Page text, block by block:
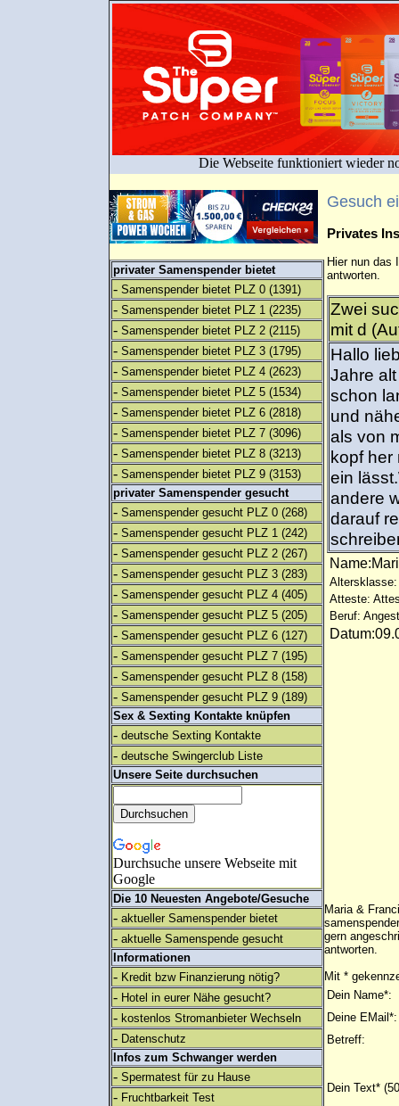
Die Webseite funktioniert wieder
privater Samenspender bietet
- Samenspender bietet PLZ 0 (1391)
- Samenspender bietet PLZ 1 (2235)
- Samenspender bietet PLZ 2 (2115)
- Samenspender bietet PLZ 3 (1795)
- Samenspender bietet PLZ 4 (2623)
- Samenspender bietet PLZ 5 (1534)
- Samenspender bietet PLZ 6 (2818)
- Samenspender bietet PLZ 7 (3096)
- Samenspender bietet PLZ 8 (3213)
- Samenspender bietet PLZ 9 (3153)
privater Samenspender gesucht
- Samenspender gesucht PLZ 0 (268)
- Samenspender gesucht PLZ 1 (242)
- Samenspender gesucht PLZ 2 (267)
- Samenspender gesucht PLZ 3 (283)
- Samenspender gesucht PLZ 4 (405)
- Samenspender gesucht PLZ 5 (205)
- Samenspender gesucht PLZ 6 (127)
- Samenspender gesucht PLZ 7 (195)
- Samenspender gesucht PLZ 8 (158)
- Samenspender gesucht PLZ 9 (189)
Sex & Sexting Kontakte knüpfen
- deutsche Sexting Kontakte
- deutsche Swingerclub Liste
Unsere Seite durchsuchen
Durchsuche unsere Webseite mit
Google
Die 10 Neuesten Angebote/Gesuche
- aktueller Samenspender bietet
- aktuelle Samenspende gesucht
Informationen
- Kredit bzw Finanzierung nötig?
- Hotel in eurer Nähe gesucht?
- kostenlos Stromanbieter Wechseln
- Datenschutz
Infos zum Schwanger werden
- Spermatest für zu Hause
- Fruchtbarkeit Test
Gesuch
Privates
Hier nun das
antworten.
Zwei
mit d
Hallo
Jahre
schon
und
als von
kopf her
ein
andere
darauf
Altersklasse:
Atteste:
Beruf:
Maria &
gern
antworten.
Mit *
Dein Name*:
Deine EMail*:
Betreff:
Dein Text*